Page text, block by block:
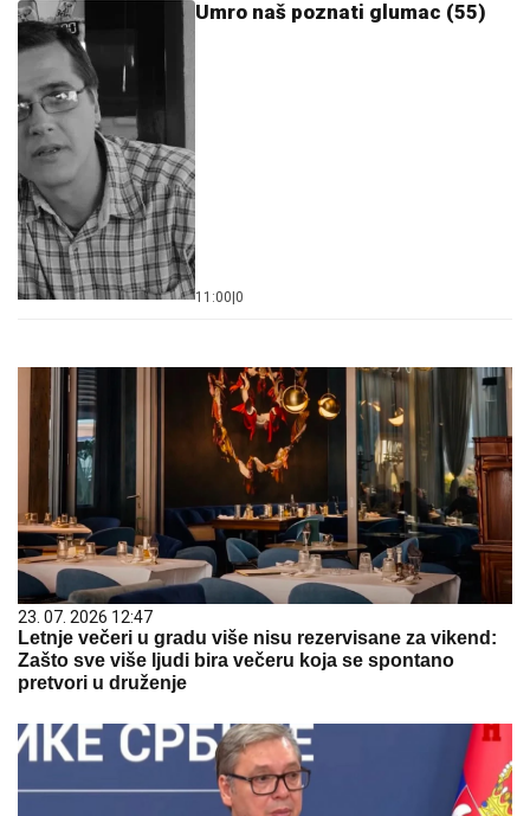
Umro naš poznati glumac (55)
11:00|0
23. 07. 2026 12:47
Letnje večeri u gradu više nisu rezervisane za vikend:
Zašto sve više ljudi bira večeru koja se spontano
pretvori u druženje